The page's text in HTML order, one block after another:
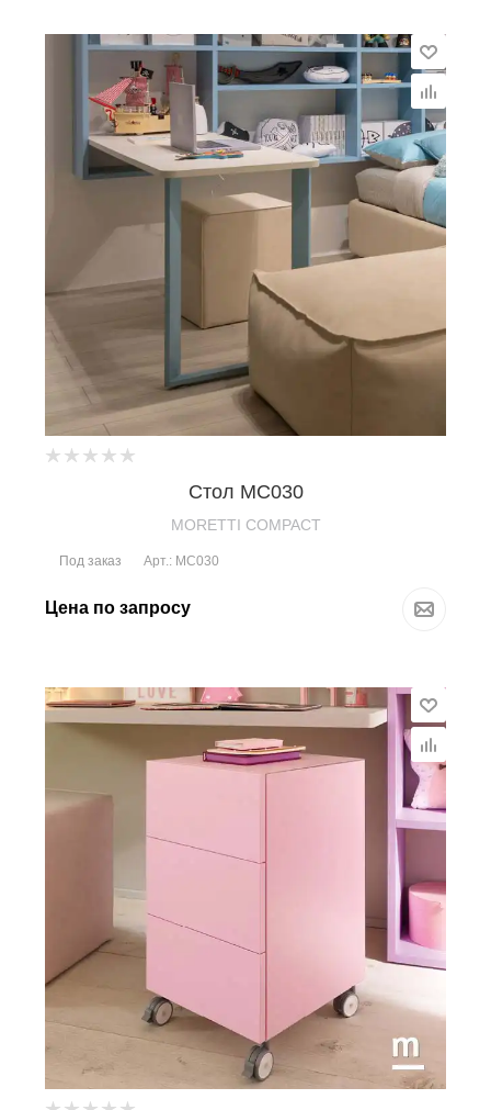
Стол MC030
MORETTI COMPACT
Под заказ Арт.: MC030
Цена по запросу